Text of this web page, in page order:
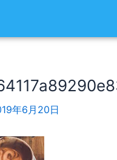
年6月20日